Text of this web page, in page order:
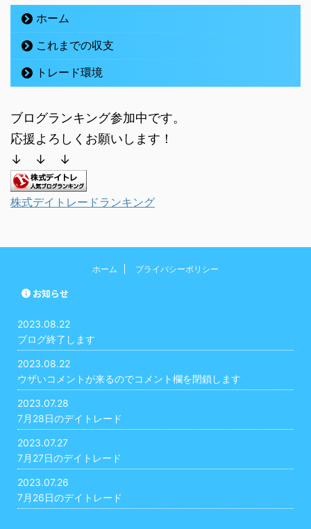
ホーム
これまでの収支
トレード環境
ブログランキング参加中です。
応援よろしくお願いします！
↓ ↓ ↓
株式デイトレードランキング
ホーム プライバシーポリシー
お知らせ
2023.08.22
ブログ終了します
2023.08.22
ウザいコメントが来るのでコメント欄を閉鎖します
2023.07.28
7月28日のデイトレード
2023.07.27
7月27日のデイトレード
2023.07.26
7月26日のデイトレード